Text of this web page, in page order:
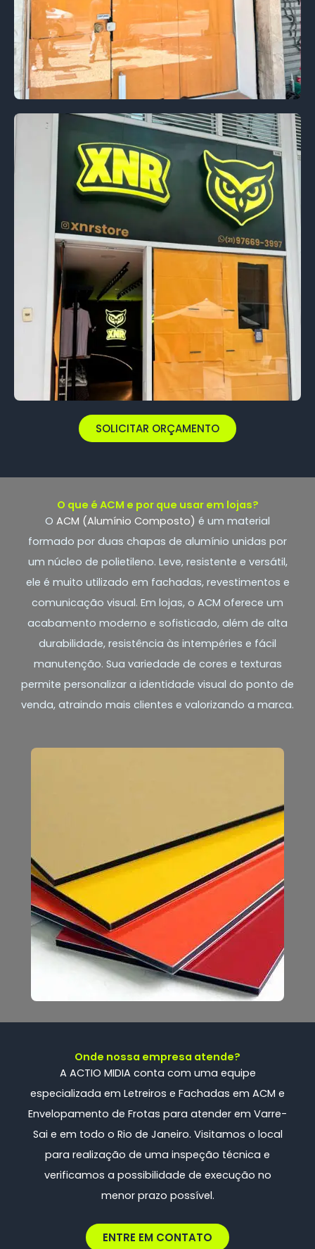
SOLICITAR ORÇAMENTO
O que é ACM e por que usar em lojas?
O ACM (Alumínio Composto) é um material
formado por duas chapas de alumínio unidas por
um núcleo de polietileno. Leve, resistente e versátil,
ele é muito utilizado em fachadas, revestimentos e
comunicação visual. Em lojas, o ACM oferece um
acabamento moderno e sofisticado, além de alta
durabilidade, resistência às intempéries e fácil
manutenção. Sua variedade de cores e texturas
permite personalizar a identidade visual do ponto de
venda, atraindo mais clientes e valorizando a marca.
Onde nossa empresa atende?
A ACTIO MIDIA conta com uma equipe
especializada em Letreiros e Fachadas em ACM e
Envelopamento de Frotas para atender em Varre-
Sai e em todo o Rio de Janeiro. Visitamos o local
para realização de uma inspeção técnica e
verificamos a possibilidade de execução no
menor prazo possível.
ENTRE EM CONTATO